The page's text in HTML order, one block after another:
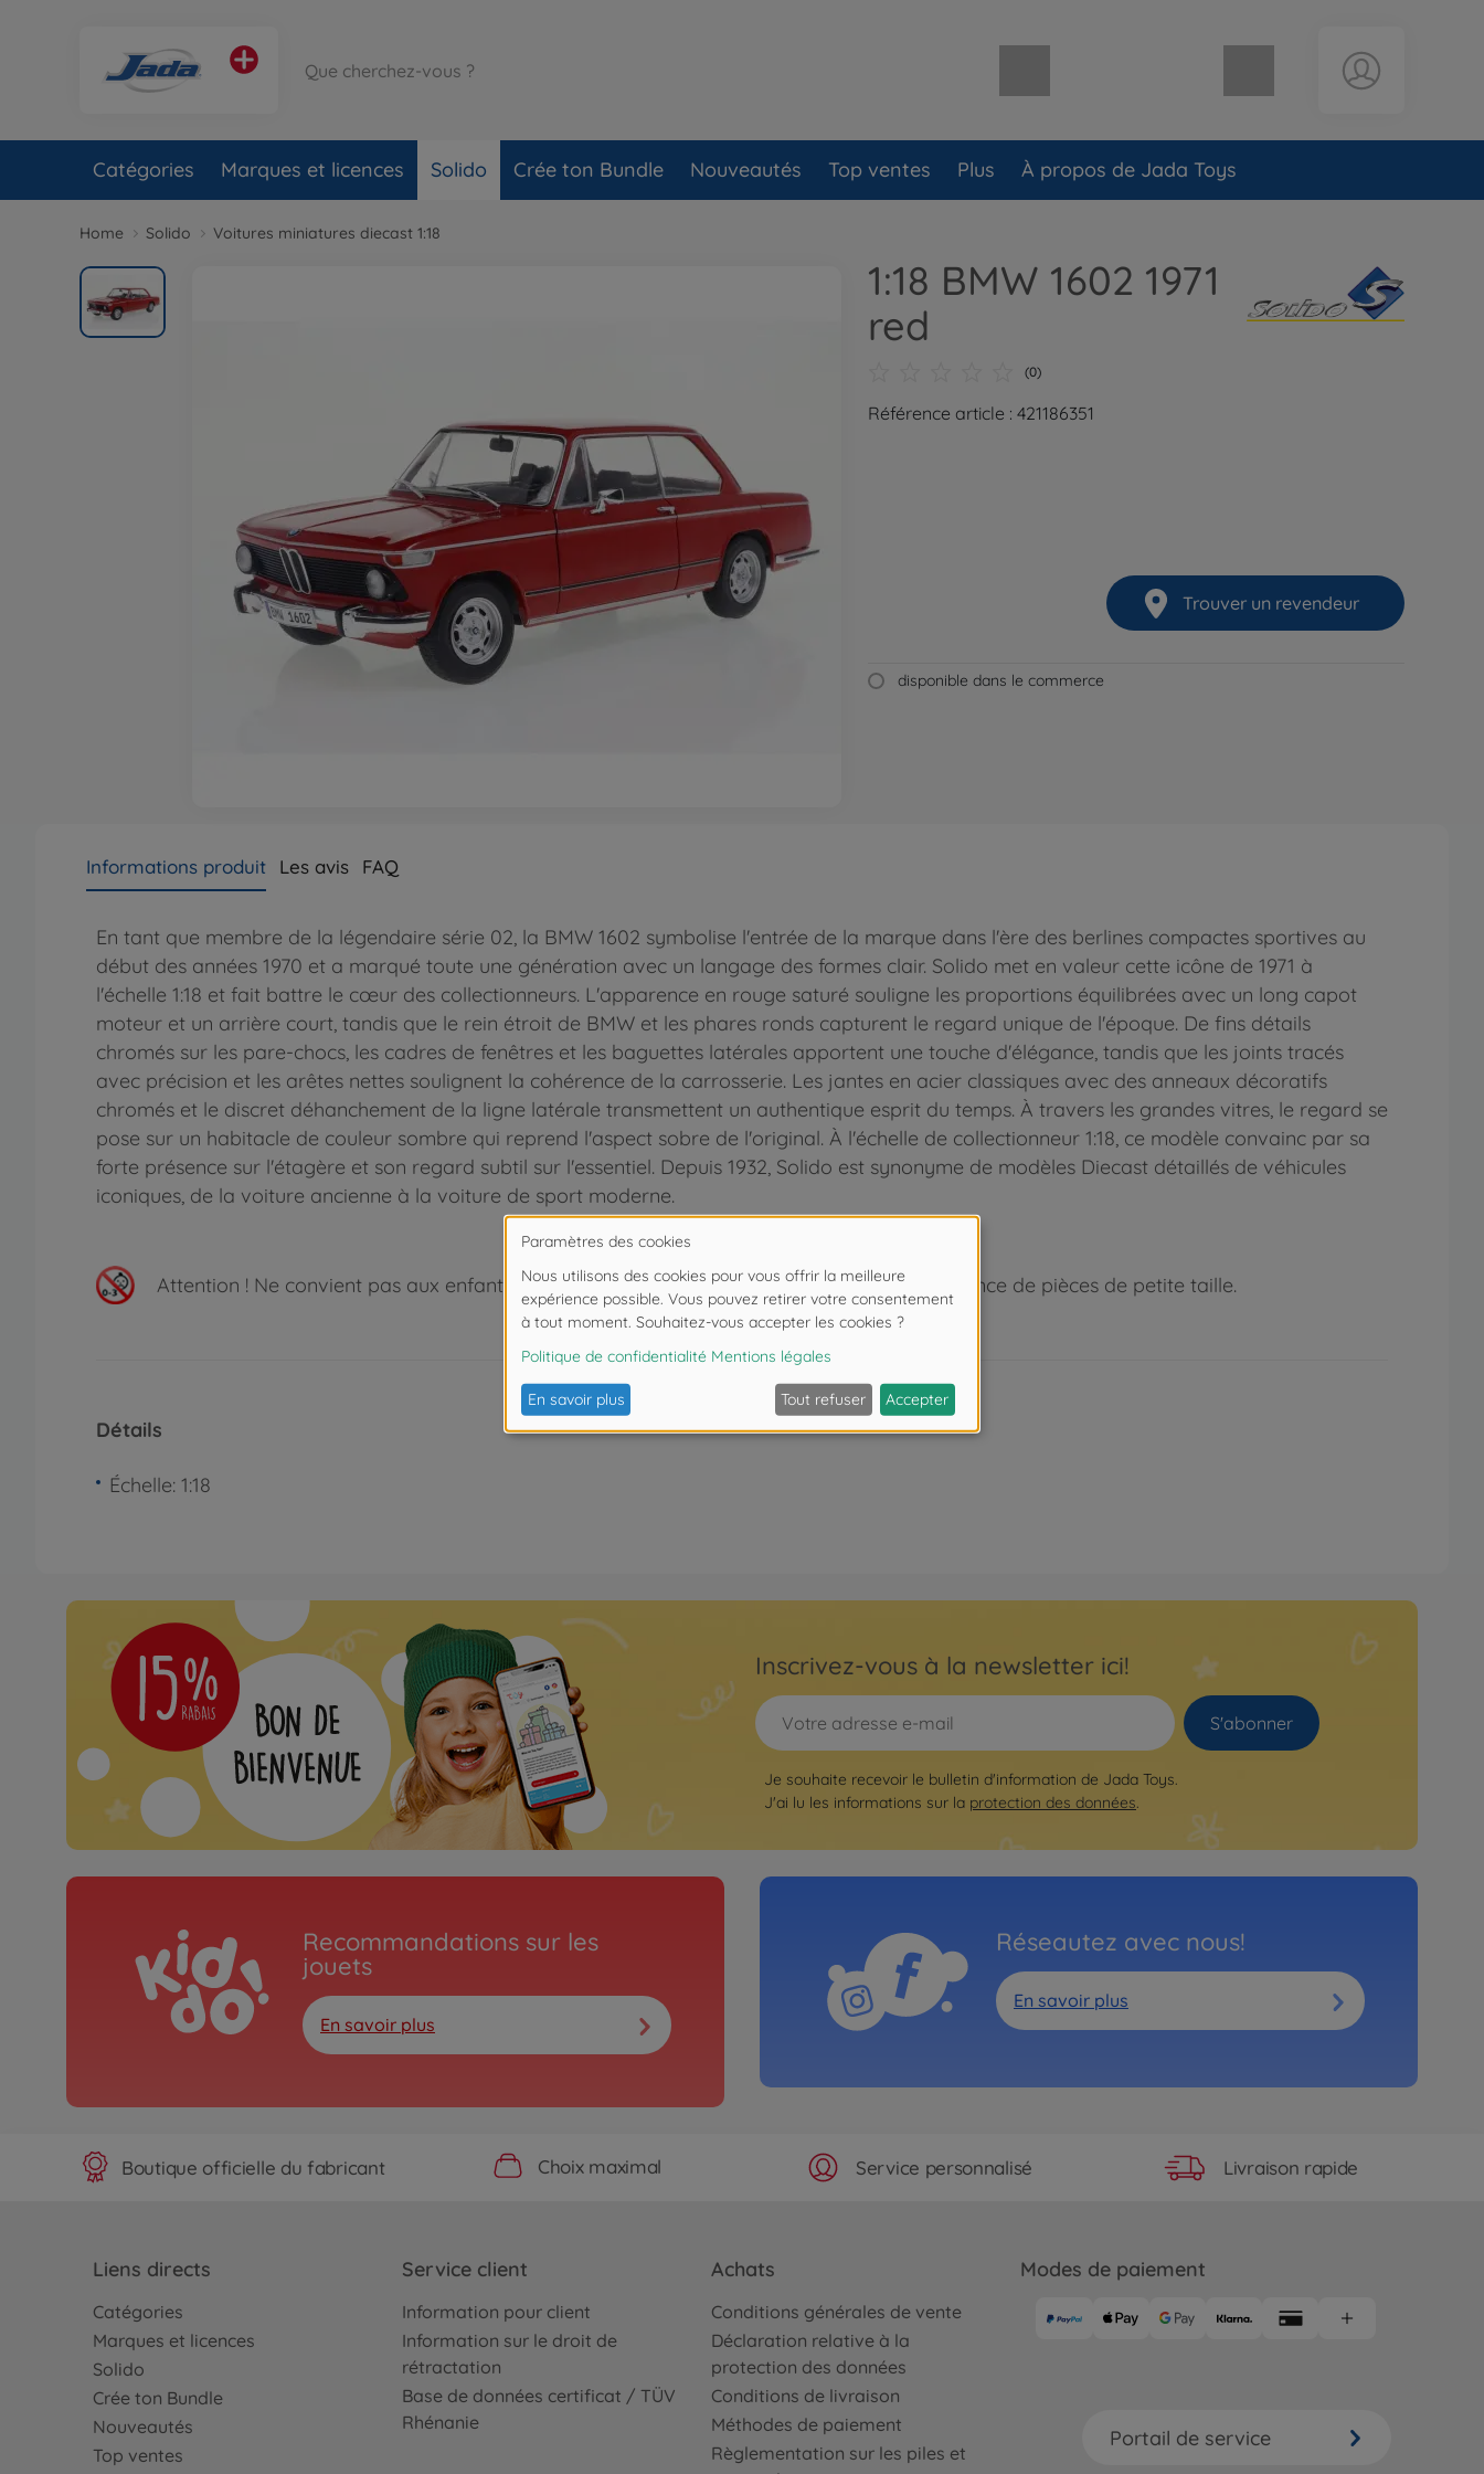
Catégories Marques et licences Solido Crée ton Bundle Nouveautés Top ventes Plus À propos de Jada Toys
Home Solido Voitures miniatures diecast 1:18
1:18 BMW 1602 1971
red
(0)
Référence article : 421186351
Trouver un revendeur
disponible dans le commerce
Informations produit Les avis FAQ
En tant que membre de la légendaire série 02, la BMW 1602 symbolise l'entrée de la marque dans l'ère des berlines compactes sportives au
début des années 1970 et a marqué toute une génération avec un langage des formes clair. Solido met en valeur cette icône de 1971 à
l'échelle 1:18 et fait battre le cœur des collectionneurs. L'apparence en rouge saturé souligne les proportions équilibrées avec un long capot
moteur et un arrière court, tandis que le rein étroit de BMW et les phares ronds capturent le regard unique de l'époque. De fins détails
chromés sur les pare-chocs, les cadres de fenêtres et les baguettes latérales apportent une touche d'élégance, tandis que les joints tracés
avec précision et les arêtes nettes soulignent la cohérence de la carrosserie. Les jantes en acier classiques avec des anneaux décoratifs
chromés et le discret déhanchement de la ligne latérale transmettent un authentique esprit du temps. À travers les grandes vitres, le regard se
pose sur un habitacle de couleur sombre qui reprend l'aspect sobre de l'original. À l'échelle de collectionneur 1:18, ce modèle convainc par sa
forte présence sur l'étagère et son regard subtil sur l'essentiel. Depuis 1932, Solido est synonyme de modèles Diecast détaillés de véhicules
iconiques, de la voiture ancienne à la voiture de sport moderne.
Attention ! Ne convient pas aux enfants de moins de 3 ans. Risque d'asphyxie lié à la présence de pièces de petite taille.
Détails
Échelle: 1:18
Inscrivez-vous à la newsletter ici!
S'abonner
Je souhaite recevoir le bulletin d'information de Jada Toys.
J'ai lu les informations sur la protection des données.
Recommandations sur les
jouets
En savoir plus
Réseautez avec nous!
En savoir plus
Boutique officielle du fabricant Choix maximal Service personnalisé Livraison rapide
Liens directs
Catégories
Marques et licences
Solido
Crée ton Bundle
Nouveautés
Top ventes
Service client
Information pour client
Information sur le droit de
rétractation
Base de données certificat / TÜV
Rhénanie
Achats
Conditions générales de vente
Déclaration relative à la
protection des données
Conditions de livraison
Méthodes de paiement
Règlementation sur les piles et
Modes de paiement
Portail de service